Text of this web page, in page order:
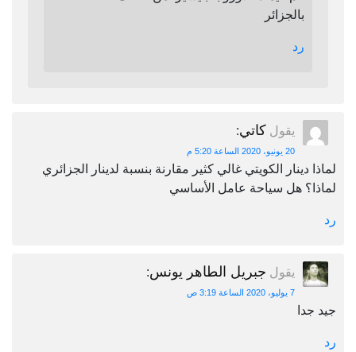
بالجزائر
رد
يقول كاتي:
20 يونيو، 2020 الساعة 5:20 م
لماذا دينار الكويتي غالي كثير مقارنة بنسبة لدينار الجزائري
لماذا؟ هل سياحة عامل الأساسي
رد
يقول جبريل الطاهر يونس:
7 يوليو، 2020 الساعة 3:19 ص
جيد جدا
رد